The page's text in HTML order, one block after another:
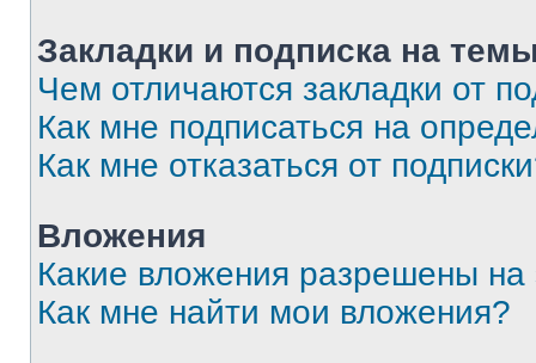
Закладки и подписка на
Чем отличаются закладки от
Как мне подписаться на
Как мне отказаться от
Вложения
Какие вложения разрешены
Как мне найти мои вложения?